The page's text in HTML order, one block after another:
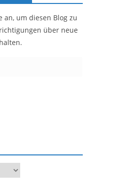
an, um diesen Blog zu
über neue